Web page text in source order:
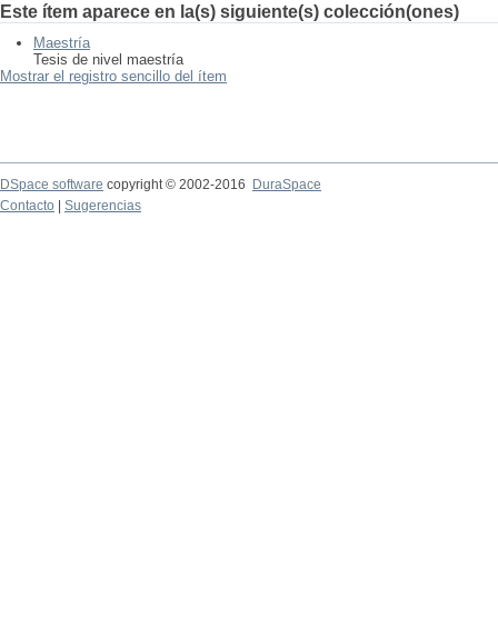
Este ítem aparece en la(s) siguiente(s) colección(ones)
Maestría
Tesis de nivel maestría
Mostrar el registro sencillo del ítem
DSpace software copyright © 2002-2016
DuraSpace
Contacto
Sugerencias